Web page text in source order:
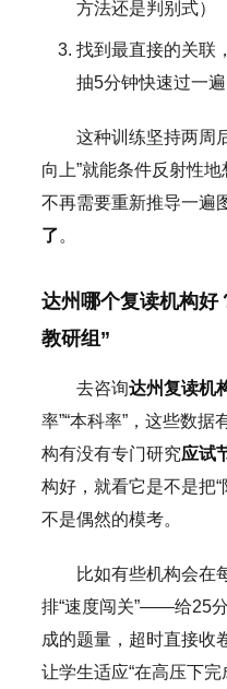
方法还是判别式）
找到最直接的关联
抽5分钟快速过一遍
这种训练坚持两周
向上”就能条件反射性地
不再需要重新推导一遍
了。
达州哪个复读机构好
教研组”
去咨询达州复读机
率”“本科率”，这些数
构有没有专门研究应试
构好，就看它是不是把
不是偶然的模考。
比如有些机构会在
排“速度闯关”——给25
成的题量，超时直接收
让学生适应“在高压下